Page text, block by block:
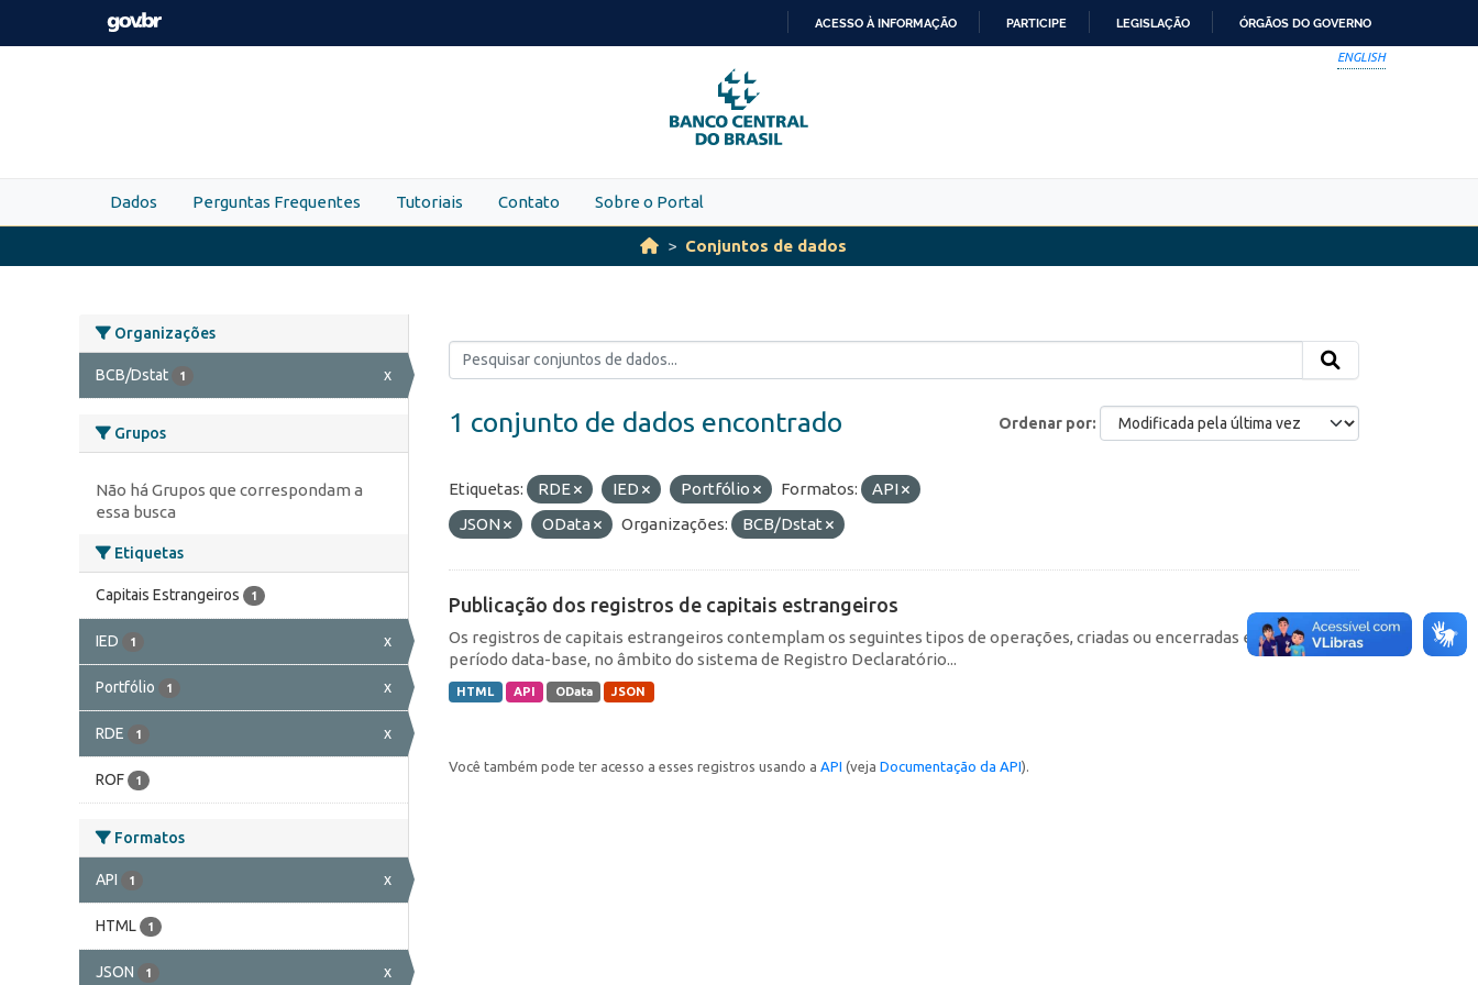
Skip to main content
PARA
O
CONTEÚDO
ACESSO À INFORMAÇÃO PARTICIPE LEGISLAÇÃO ÓRGÃOS DO GOVERNO
ENGLISH
Dados Perguntas Frequentes Tutoriais Contato Sobre o Portal
Conjuntos de dados
Organizações
BCB/Dstat 1 x
Grupos
Não há Grupos que correspondam a
essa busca
Etiquetas
Capitais Estrangeiros 1
IED 1 x
Portfólio 1 x
RDE 1 x
ROF 1
Formatos
API 1 x
HTML 1
JSON 1 x
Ordenar por
1 conjunto de dados encontrado
Etiquetas: RDE IED Portfólio Formatos:
API
JSON
OData Organizações: BCB/Dstat
Publicação dos registros de capitais estrangeiros
Os registros de capitais estrangeiros contemplam os seguintes tipos de operações, criadas ou encerradas em cada
período data-base, no âmbito do sistema de Registro Declaratório...
HTML API OData JSON
Você também pode ter acesso a esses registros usando a API (veja Documentação da API).